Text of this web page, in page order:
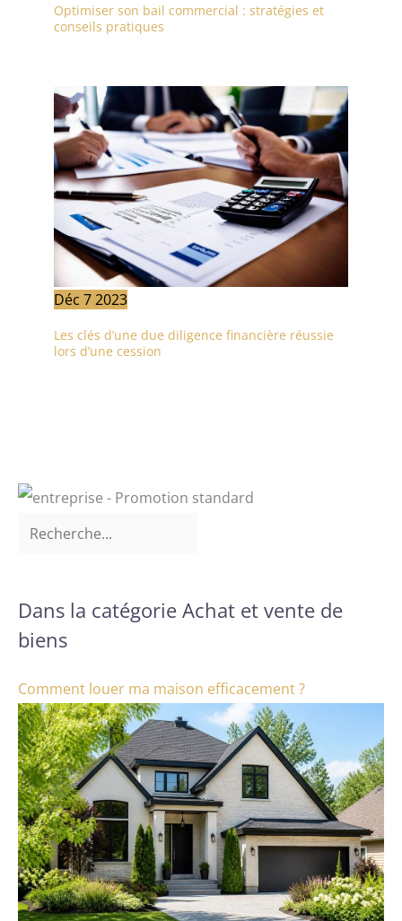
Optimiser son bail commercial : stratégies et
conseils pratiques
Déc 72023
Les clés d’une due diligence financière réussie
lors d’une cession
Dans la catégorie Achat et vente de
biens
Comment louer ma maison efficacement ?